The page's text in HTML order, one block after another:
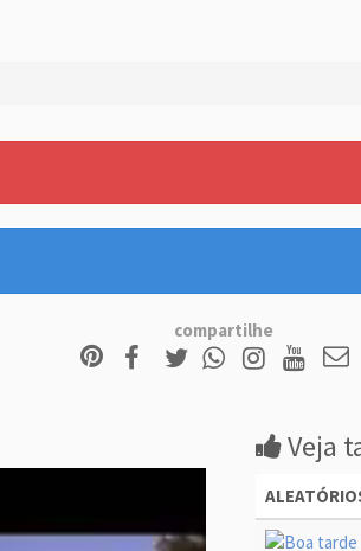
compartilhe
Veja